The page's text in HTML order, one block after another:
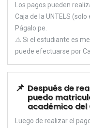
Los pagos pueden
Caja de la UNTELS
Págalo.pe.
⚠️ Si el estudiante es
puede efectuarse por
Después de
puedo
académico del
Luego de realizar el